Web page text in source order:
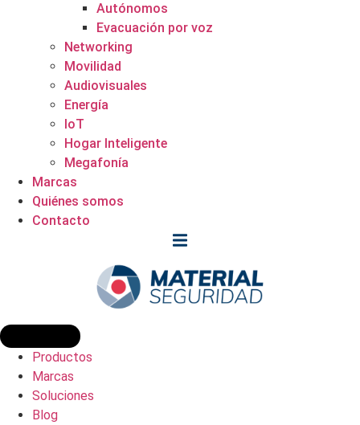
Autónomos
Evacuación por voz
Networking
Movilidad
Audiovisuales
Energía
IoT
Hogar Inteligente
Megafonía
Marcas
Quiénes somos
Contacto
Productos
Marcas
Soluciones
Blog